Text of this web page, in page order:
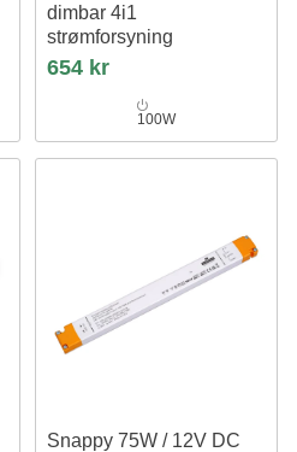
dimbar 4i1
strømforsyning
8.33A, IP20 innendørs
654 kr
100W
Snappy 75W / 12V DC